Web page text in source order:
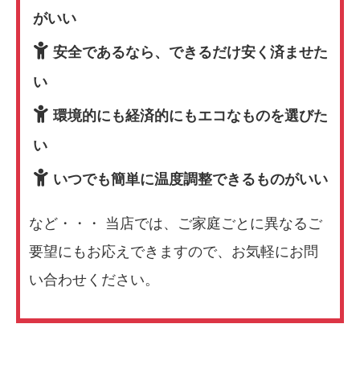
がいい
安全であるなら、できるだけ安く済ませた
い
環境的にも経済的にもエコなものを選びた
い
いつでも簡単に温度調整できるものがいい
など・・・ 当店では、ご家庭ごとに異なるご
要望にもお応えできますので、お気軽にお問
い合わせください。